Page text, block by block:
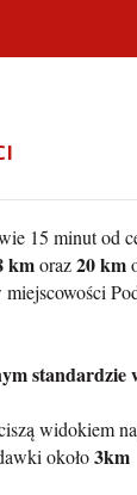
15 minut od
kmoraz20 km
widokiem
około3km